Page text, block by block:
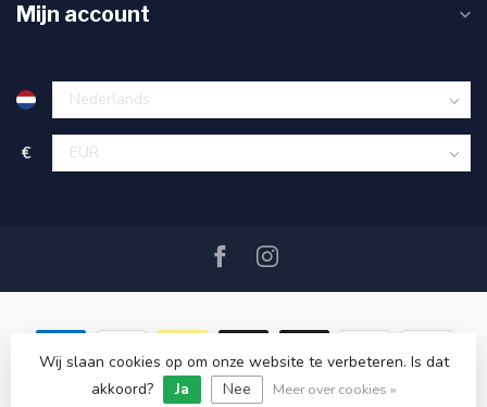
Mijn account
€
© Copyright 2026 SAIL360 watersport and boat equipment
Wij slaan cookies op om onze website te verbeteren. Is dat
akkoord?
Ja Nee Meer over cookies »